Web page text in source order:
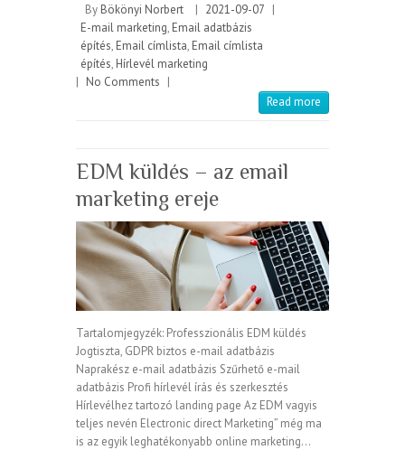
By Bökönyi Norbert | 2021-09-07 |
E-mail marketing, Email adatbázis
építés, Email címlista, Email címlista
építés, Hírlevél marketing
| No Comments |
Read more
EDM küldés – az email
marketing ereje
Tartalomjegyzék: Professzionális EDM küldés
Jogtiszta, GDPR biztos e-mail adatbázis
Naprakész e-mail adatbázis Szűrhető e-mail
adatbázis Profi hírlevél írás és szerkesztés
Hírlevélhez tartozó landing page Az EDM vagyis
teljes nevén Electronic direct Marketing” még ma
is az egyik leghatékonyabb online marketing…